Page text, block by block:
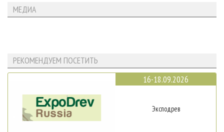
МЕДИА
РЕКОМЕНДУЕМ ПОСЕТИТЬ
16-18.09.2026
Эксподрев